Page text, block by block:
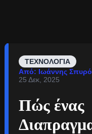
ΤΕΧΝΟΛΟΓΊΑ
Από: Ιωάννης
25 Δεκ, 2025
Πώς ένας